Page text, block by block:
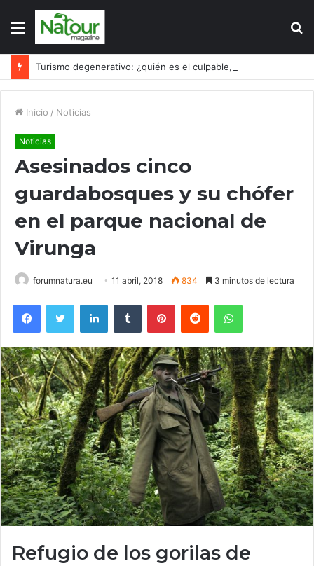
Menú
Inicio / Noticias
Noticias
Asesinados cinco
guardabosques y su chófer
en el parque nacional de
Virunga
forumnatura.eu 11 abril, 2018 834 3 minutos de lectura
FacebookTwitter LinkedInTumblr PinterestReddit WhatsApp
Refugio de los gorilas de